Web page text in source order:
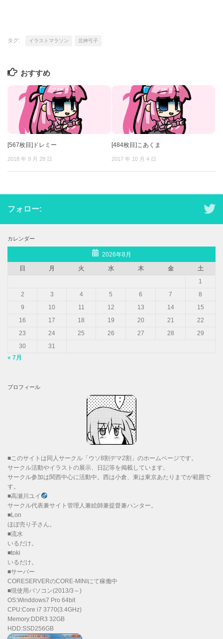
タグ: イラストマラソン 北神弓子
おすすめ
[567枚目]ドレミー
2018 年 9 月 28 日
[484枚目]こあくま
2017 年 10 月 4 日
フォロー:
カレンダー
2026年8月
日
月 火 水 木 金
土
1
2
3 4 5 6 7
8
9
10 11 12 13 14
15
16
17 18 19 20 21
22
23
24 25 26 27 28
29
30
31
« 7月
プロフィール
■このサイトは同人サークル「ウソ8割デマ2割」のホームページです。
サークル活動やイラストの展示、日記等を掲載しています。
サークル参加は関西中心に活動中。西は小倉、東は東京あたりまでが範囲で
す。
■高瀬川ユイ
サークル代表兼サイト管理人兼絵師兼提督兼ハンター。
■Lon
ほぼ売り子さん。
■流水
いるだけ。
■toki
いるだけ。
■サーバー
CORESERVERのCORE-MINIにて稼働中
■現使用パソコン(2013/3～)
OS:Winddows7 Pro 64bit
CPU:Core i7 3770(3.4GHz)
Memory:DDR3 32GB
HDD:SSD256GB